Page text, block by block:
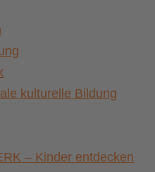
kulturelle Bildung
– Kinder entdecken